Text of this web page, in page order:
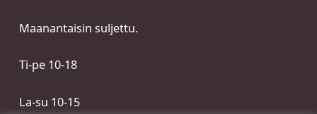
Maanantaisin suljettu.
Ti-pe 10-18
La-su 10-15